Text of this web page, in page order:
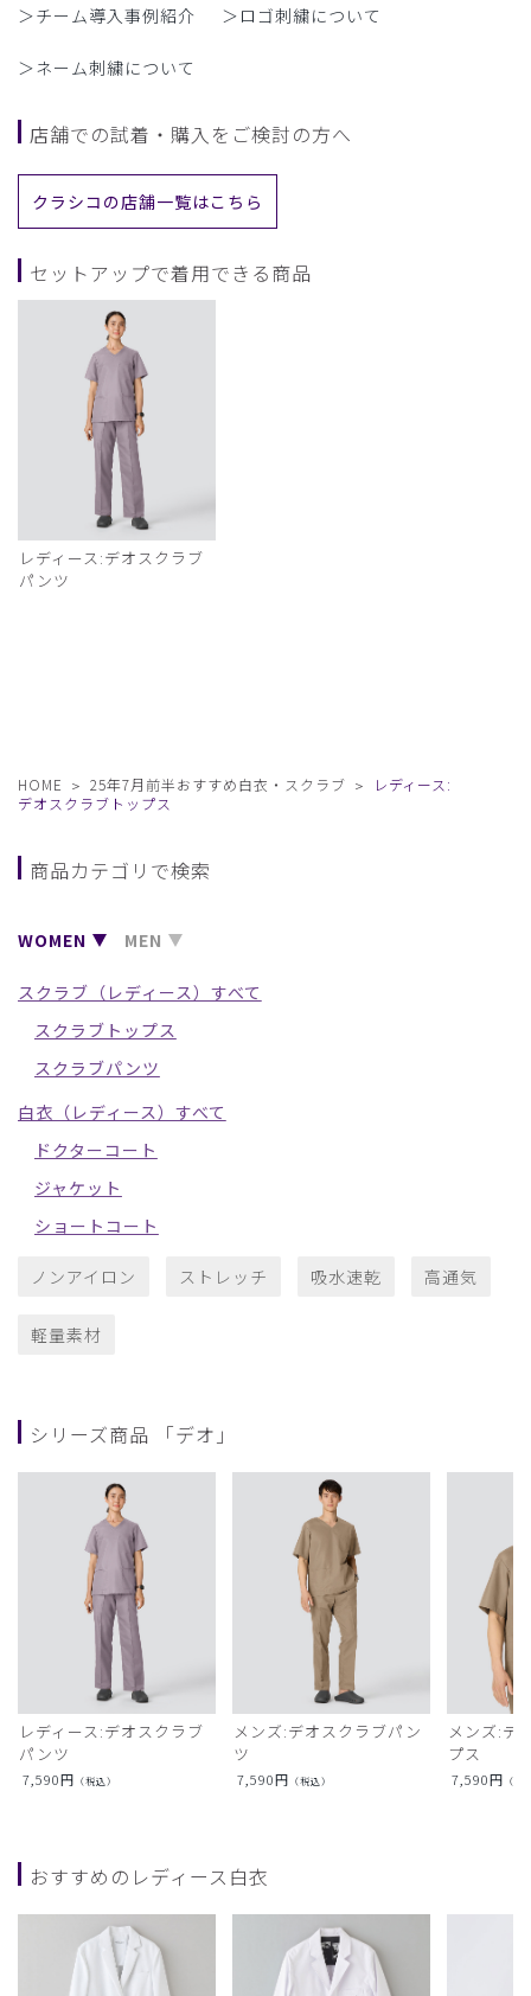
＞チーム導入事例紹介 ＞ロゴ刺繍について
＞ネーム刺繍について
店舗での試着・購入をご検討の方へ
クラシコの店舗一覧はこちら
セットアップで着用できる商品
レディース:デオスクラブ
パンツ
HOME 25年7月前半おすすめ白衣・スクラブ
レディース:
デオスクラブトップス
商品カテゴリで検索
WOMEN MEN
スクラブ（レディース）すべて
スクラブトップス
スクラブパンツ
白衣（レディース）すべて
ドクターコート
ジャケット
ショートコート
ノンアイロン ストレッチ 吸水速乾 高通気
軽量素材
シリーズ商品 「デオ」
レディース:デオスクラブ
パンツ
7,590円 （税込）
メンズ:デオスクラブパン
ツ
7,590円 （税込）
メンズ:デ
プス
7,590円 （税
おすすめのレディース白衣